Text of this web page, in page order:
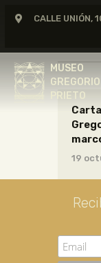
CALLE UNIÓN,
MUSEO
GREGORIO
PRIETO
19